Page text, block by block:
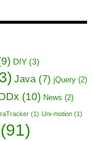
DIY (3)
Java(7) jQuery (2)
(10) News (2)
(1) Uni-motion (1)
(91)